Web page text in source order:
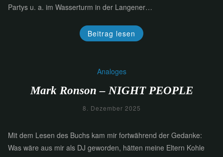
Partys u. a. im Wasserturm in der Langener…
Beitrag lesen
Analoges
Mark Ronson – NIGHT PEOPLE
8. Dezember 2025
Mit dem Lesen des Buchs kam mir fortwährend der Gedanke:
Was wäre aus mir als DJ geworden, hätten meine Eltern Kohle